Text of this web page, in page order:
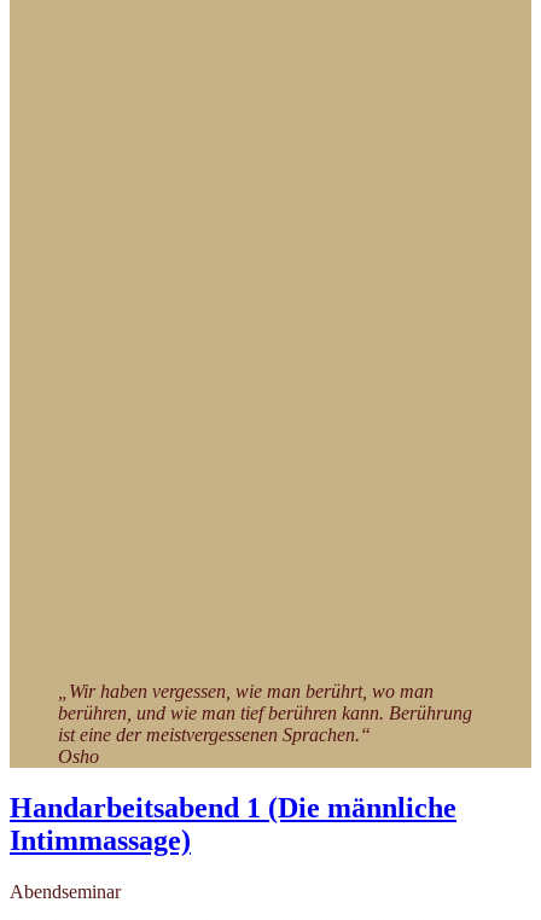
„Wir haben vergessen, wie man berührt, wo man
berühren, und wie man tief berühren kann. Berührung
ist eine der meistvergessenen Sprachen.“
Osho
Handarbeitsabend 1 (Die männliche
Intimmassage)
Abendseminar